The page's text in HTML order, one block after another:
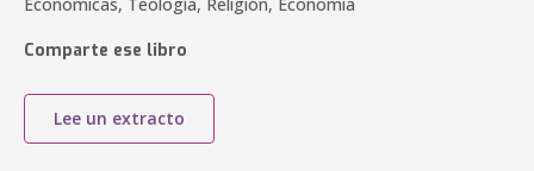
Comparte ese libro
Lee un extracto